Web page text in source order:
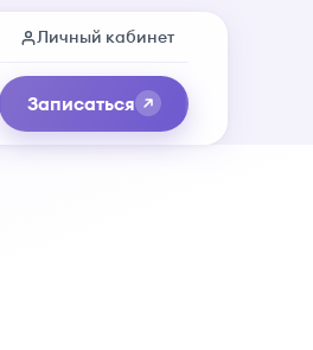
Личный кабинет
Записаться